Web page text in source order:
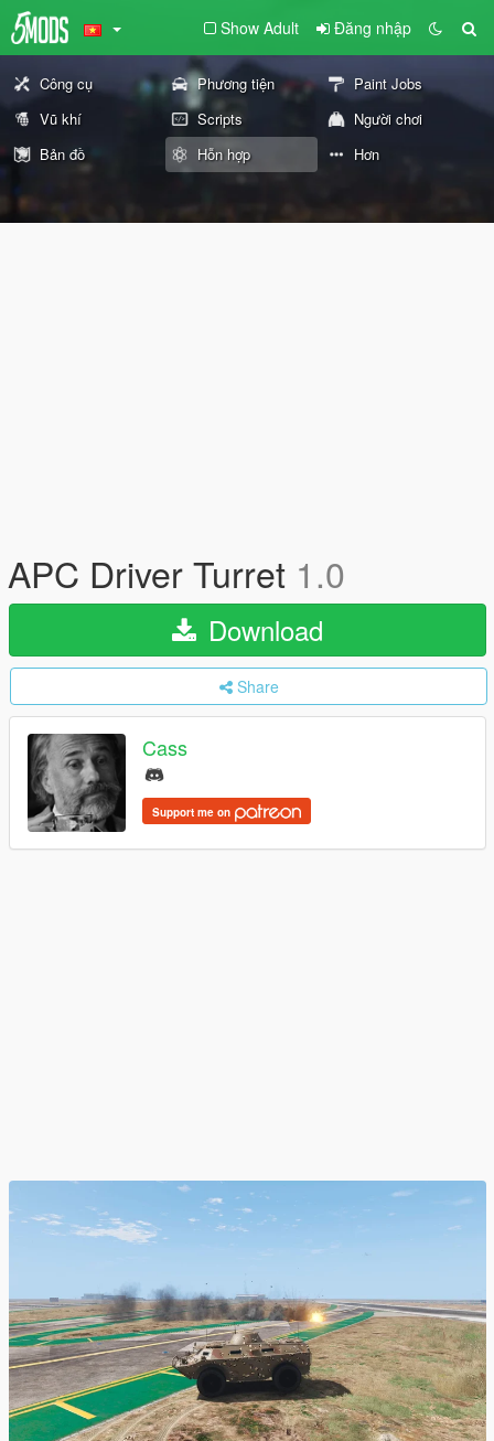
Show Adult Đăng nhập
Công cụ Phương tiện
Paint Jobs
Vũ khí
Scripts
Người chơi
Bản đồ
Hỗn hợp Hơn
APC Driver Turret 1.0
Download
Share
Cass
Support me on